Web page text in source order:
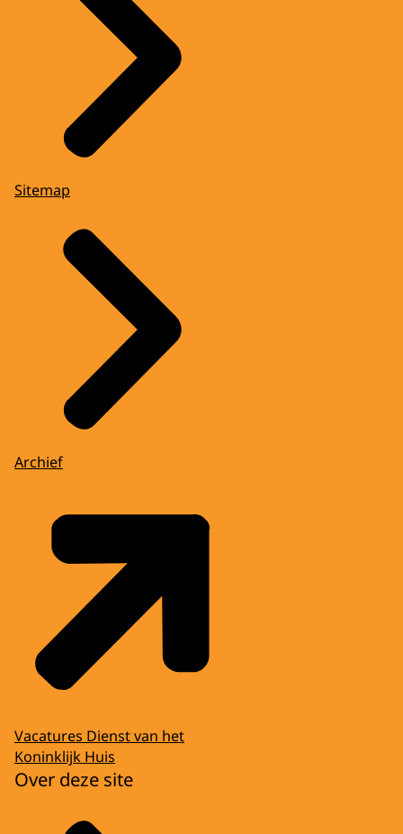
Sitemap
Archief
Vacatures Dienst van het
Koninklijk Huis
Over deze site